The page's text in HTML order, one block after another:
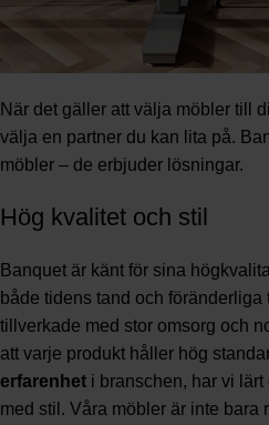
När det gäller att välja möbler till
välja en partner du kan lita på.
möbler – de erbjuder lösningar.
Hög kvalitet och stil
Banquet är känt för sina
både tidens tand och föränderliga
tillverkade med stor omsorg och
att varje produkt håller hög
erfarenhet i branschen, har vi
med stil. Våra möbler är inte bara